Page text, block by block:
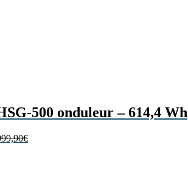
500 onduleur – 614,4 Wh
€